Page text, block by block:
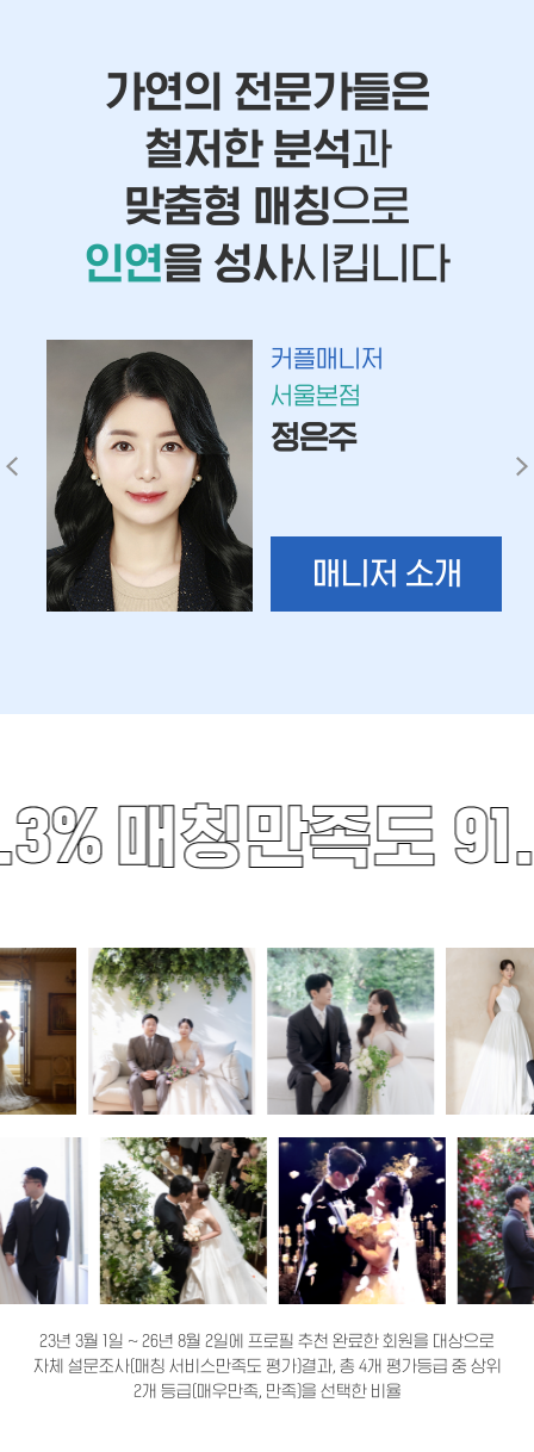
가연의 전문가들은
철저한 분석과
맞춤형 매칭으로
인연을 성사시킵니다
커플매니저
서울본점
김월수
매니저 소개
매칭만족도
23년 3월 1일 ~ 26년 8월 2일에 프로필 추천 완료한 회원을 대상으로
자체 설문조사(매칭 서비스만족도 평가)결과, 총 4개 평가등급 중 상위
2개 등급(매우만족, 만족)을 선택한 비율